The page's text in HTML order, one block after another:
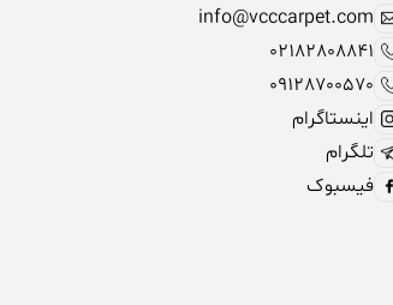
info@vcccarpet.com
02182808841
09128700570
اینستاگرام
تلگرام
فیسبوک